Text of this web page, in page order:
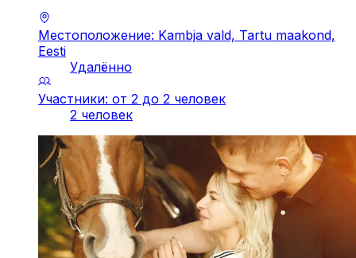
Местоположение: Kambja vald, Tartu maakond,
Eesti
Удалённо
Участники: от 2 до 2 человек
2 человек